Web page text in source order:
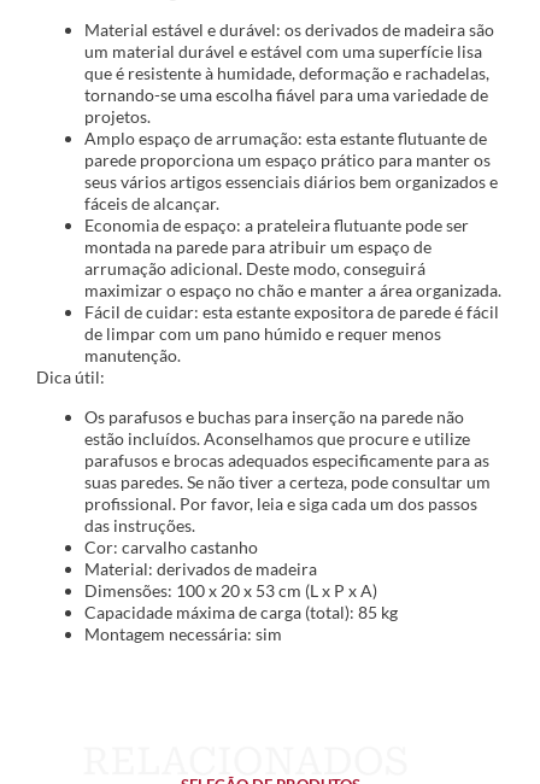
Material estável e durável: os derivados de madeira são
um material durável e estável com uma superfície lisa
que é resistente à humidade, deformação e rachadelas,
tornando-se uma escolha fiável para uma variedade de
projetos.
Amplo espaço de arrumação: esta estante flutuante de
parede proporciona um espaço prático para manter os
seus vários artigos essenciais diários bem organizados e
fáceis de alcançar.
Economia de espaço: a prateleira flutuante pode ser
montada na parede para atribuir um espaço de
arrumação adicional. Deste modo, conseguirá
maximizar o espaço no chão e manter a área organizada.
Fácil de cuidar: esta estante expositora de parede é fácil
de limpar com um pano húmido e requer menos
manutenção.
Dica útil:
Os parafusos e buchas para inserção na parede não
estão incluídos. Aconselhamos que procure e utilize
parafusos e brocas adequados especificamente para as
suas paredes. Se não tiver a certeza, pode consultar um
profissional. Por favor, leia e siga cada um dos passos
das instruções.
Cor: carvalho castanho
Material: derivados de madeira
Dimensões: 100 x 20 x 53 cm (L x P x A)
Capacidade máxima de carga (total): 85 kg
Montagem necessária: sim